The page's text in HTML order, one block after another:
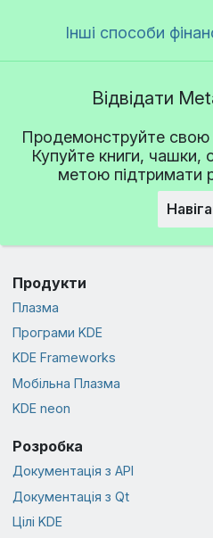
Інші способи
Відвідати
Продемонструйте свою
Купуйте книги, чашки,
метою підтримати
Продукти
Плазма
Програми KDE
KDE Frameworks
Мобільна Плазма
KDE neon
Розробка
Документація з API
Документація з Qt
Цілі KDE